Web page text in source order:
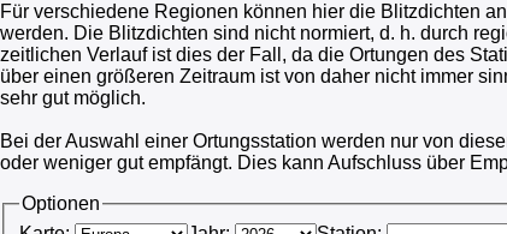
Für verschiedene Regionen können hier die Blitzdichten
werden. Die Blitzdichten sind nicht normiert, d. h. durch
zeitlichen Verlauf ist dies der Fall, da die Ortungen des
über einen größeren Zeitraum ist von daher nicht immer
sehr gut möglich.
Bei der Auswahl einer Ortungsstation werden nur von
oder weniger gut empfängt. Dies kann Aufschluss über
Optionen